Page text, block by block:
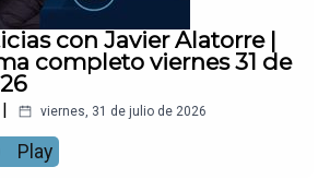
con Javier Alatorre |
completo viernes 31 de
viernes, 31 de julio de 2026
Play